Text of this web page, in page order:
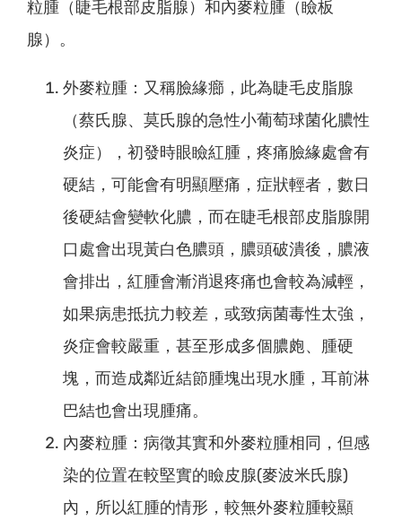
粒腫（睫毛根部皮脂腺）和內麥粒腫（瞼板
腺）。
外麥粒腫：又稱臉緣癤，此為睫毛皮脂腺
（蔡氏腺、莫氏腺的急性小葡萄球菌化膿性
炎症），初發時眼瞼紅腫，疼痛臉緣處會有
硬結，可能會有明顯壓痛，症狀輕者，數日
後硬結會變軟化膿，而在睫毛根部皮脂腺開
口處會出現黃白色膿頭，膿頭破潰後，膿液
會排出，紅腫會漸消退疼痛也會較為減輕，
如果病患抵抗力較差，或致病菌毒性太強，
炎症會較嚴重，甚至形成多個膿皰、腫硬
塊，而造成鄰近結節腫塊出現水腫，耳前淋
巴結也會出現腫痛。
內麥粒腫：病徵其實和外麥粒腫相同，但感
染的位置在較堅實的瞼皮腺(麥波米氏腺)
內，所以紅腫的情形，較無外麥粒腫較顯